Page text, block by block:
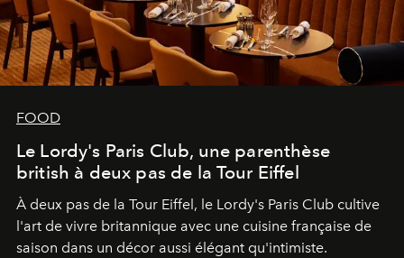
FOOD
Le Lordy's Paris Club, une parenthèse
british à deux pas de la Tour Eiffel
À deux pas de la Tour Eiffel, le Lordy's Paris Club cultive
l'art de vivre britannique avec une cuisine française de
saison dans un décor aussi élégant qu'intimiste.